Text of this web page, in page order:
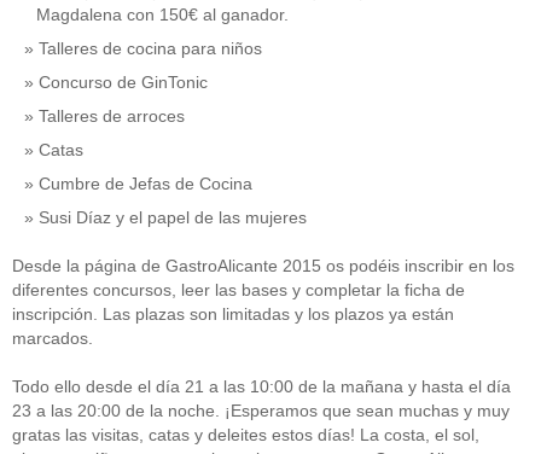
Magdalena con 150€ al ganador.
Talleres de cocina para niños
Concurso de GinTonic
Talleres de arroces
Catas
Cumbre de Jefas de Cocina
Susi Díaz y el papel de las mujeres
Desde la página de GastroAlicante 2015 os podéis inscribir en los
diferentes concursos, leer las bases y completar la ficha de
inscripción. Las plazas son limitadas y los plazos ya están
marcados.
Todo ello desde el día 21 a las 10:00 de la mañana y hasta el día
23 a las 20:00 de la noche. ¡Esperamos que sean muchas y muy
gratas las visitas, catas y deleites estos días! La costa, el sol,